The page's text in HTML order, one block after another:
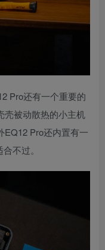
Pro还有一个重要的
壳被动散热的小主机
EQ12 Pro还内置有一
不过。